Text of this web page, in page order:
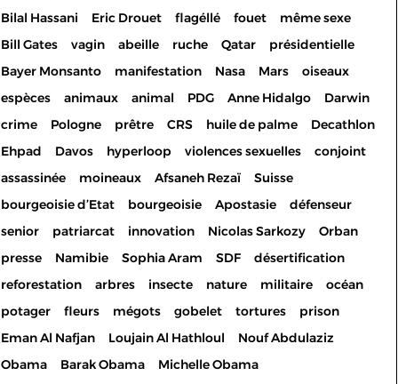
Bilal Hassani
Eric Drouet flagéllé fouet
même sexe
Bill Gates
vagin abeille ruche Qatar
présidentielle
Bayer Monsanto
manifestation Nasa Mars
oiseaux
espèces
animaux animal PDG Anne Hidalgo
Darwin
crime
Pologne prêtre CRS huile de palme
Decathlon
Ehpad
Davos hyperloop violences sexuelles
conjoint
assassinée
moineaux Afsaneh Rezaï
Suisse
bourgeoisie d’Etat
bourgeoisie Apostasie
défenseur
senior
patriarcat innovation Nicolas Sarkozy
Orban
presse
Namibie Sophia Aram SDF
désertification
reforestation
arbres insecte nature militaire
océan
potager
fleurs mégots gobelet tortures
prison
Eman Al Nafjan
Loujain Al Hathloul
Nouf Abdulaziz
Obama
Barak Obama
Michelle Obama
Les cookies permettent le